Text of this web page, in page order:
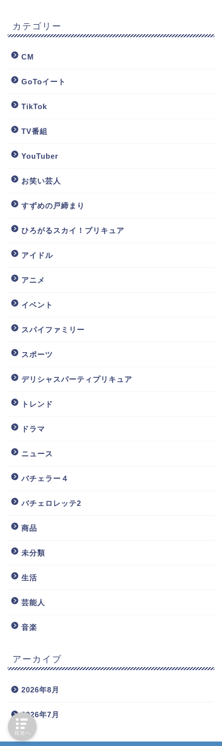
カテゴリー
CM
GoToイート
TikTok
TV番組
YouTuber
お笑い芸人
すずめの戸締まり
ひろがるスカイ！プリキュア
アイドル
アニメ
イベント
スパイファミリー
スポーツ
デリシャスパーティプリキュア
トレンド
ドラマ
ニュース
バチェラー４
バチェロレッテ2
商品
未分類
生活
芸能人
音楽
アーカイブ
2026年8月
2026年7月
目次へ